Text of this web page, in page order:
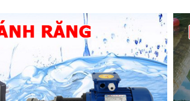
- Máy đánh bóng sàn
- Máy mài sàn bê